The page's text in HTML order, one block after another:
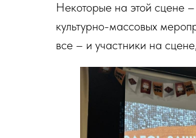
Некоторые на этой сцене
культурно-массовых
все – и участники на